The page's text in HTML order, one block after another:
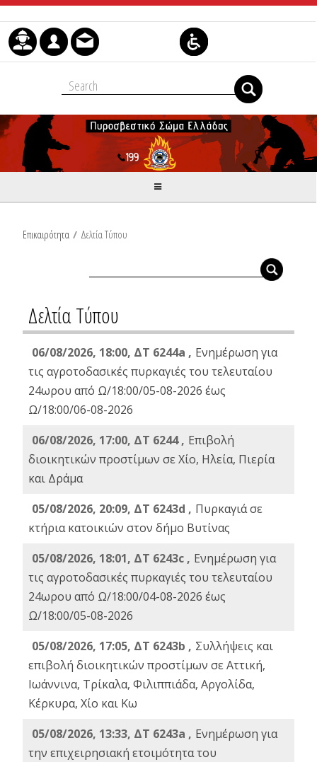
Μετάβαση στο περιεχόμενο
Επικαιρότητα / Δελτία Τύπου
Δελτία Τύπου
06/08/2026, 18:00, ΔΤ 6244a , Ενημέρωση για
τις αγροτοδασικές πυρκαγιές του τελευταίου
24ωρου από Ω/18:00/05-08-2026 έως
Ω/18:00/06-08-2026
06/08/2026, 17:00, ΔΤ 6244 , Επιβολή
διοικητικών προστίμων σε Χίο, Ηλεία, Πιερία
και Δράμα
05/08/2026, 20:09, ΔΤ 6243d , Πυρκαγιά σε
κτήρια κατοικιών στον δήμο Βυτίνας
05/08/2026, 18:01, ΔΤ 6243c , Ενημέρωση για
τις αγροτοδασικές πυρκαγιές του τελευταίου
24ωρου από Ω/18:00/04-08-2026 έως
Ω/18:00/05-08-2026
05/08/2026, 17:05, ΔΤ 6243b , Συλλήψεις και
επιβολή διοικητικών προστίμων σε Αττική,
Ιωάννινα, Τρίκαλα, Φιλιππιάδα, Αργολίδα,
Κέρκυρα, Χίο και Κω
05/08/2026, 13:33, ΔΤ 6243a , Ενημέρωση για
την επιχειρησιακή ετοιμότητα του